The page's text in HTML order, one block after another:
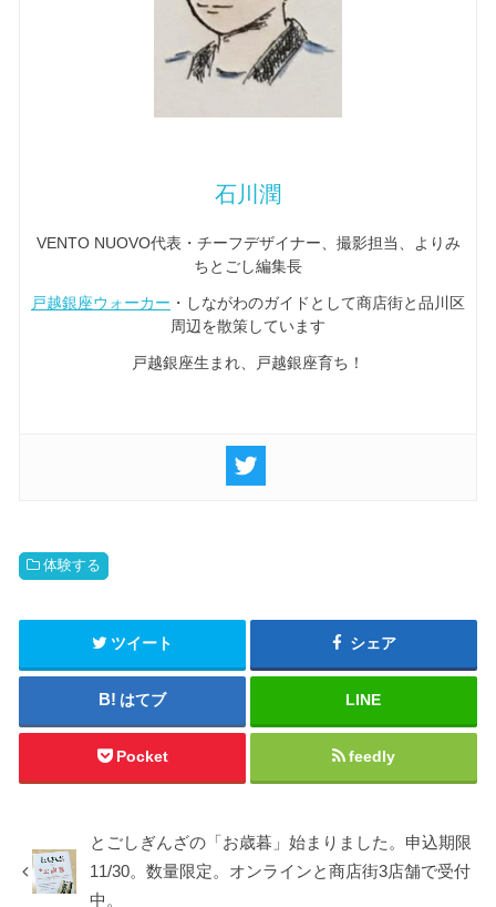
石川潤
VENTO NUOVO代表・チーフデザイナー、撮影担当、よりみ
ちとごし編集長
戸越銀座ウォーカー ・しながわのガイドとして商店街と品川区
周辺を散策しています
戸越銀座生まれ、戸越銀座育ち！
体験する
ツイート シェア
はてブ LINE
Pocket feedly
とごしぎんざの「お歳暮」始まりました。申込期限
11/30。数量限定。オンラインと商店街3店舗で受付
中。